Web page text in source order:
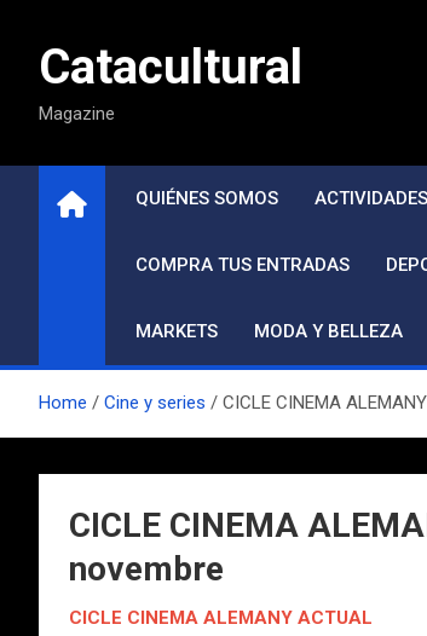
contenidoCatacultural
Magazine
QUIÉNES SOMOS ACTIVIDADES
COMPRA TUS ENTRADAS
MARKETS MODA Y BELLEZA
Home Cine y series CICLE CINEMA
CICLE CINEMA
novembre
CICLE CINEMA ALEMANY ACTUAL